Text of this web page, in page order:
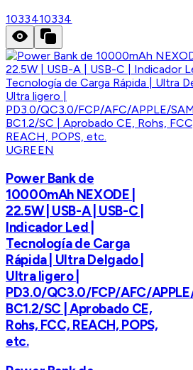
1033410334
UGREEN
Power Bank de
10000mAh NEXODE |
22.5W | USB-A | USB-C |
Indicador Led |
Tecnología de Carga
Rápida | Ultra Delgado |
Ultra ligero |
PD3.0/QC3.0/FCP/AFC/
BC1.2/SC | Aprobado CE,
Rohs, FCC, REACH, POPS,
etc.